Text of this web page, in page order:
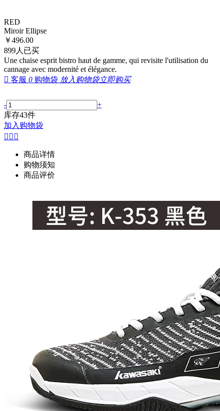
RED
Miroir Ellipse
￥496.00
899人已买
Une chaise esprit bistro haut de gamme, qui revisite l'utilisation du
cannage avec modernité et élégance.
 客服 0 购物袋 放入购物袋立即购买
-
+
库存43件
加入购物袋
  
商品详情
购物须知
商品评价